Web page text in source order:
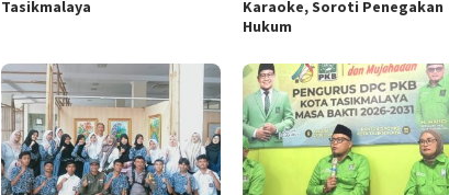
Tasikmalaya
Karaoke, Soroti Penegakan
Hukum